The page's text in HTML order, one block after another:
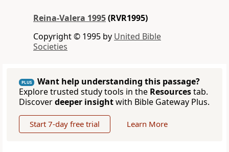
Reina-Valera 1995(RVR1995)
Copyright © 1995 by United Bible
Societies
PLUS
Want help understanding this passage?
Explore trusted study tools in the Resourcestab.
Discoverdeeper insightwith Bible Gateway Plus.
Start 7-day free trial Learn More